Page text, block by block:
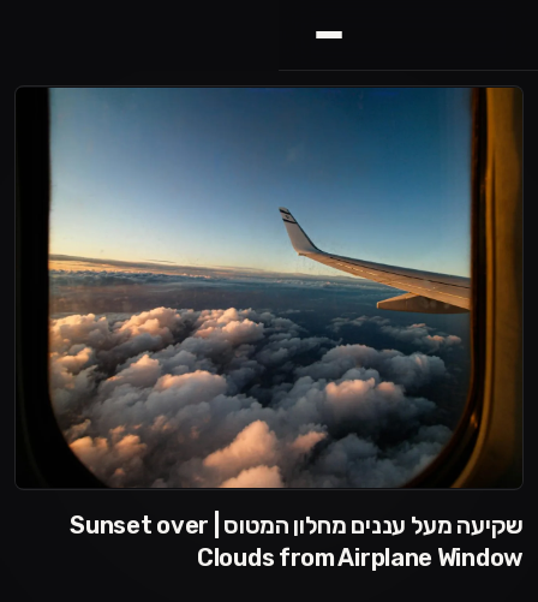
שקיעה מעל עננים מחלון המטוס | Sunset over
Clouds from Airplane Window